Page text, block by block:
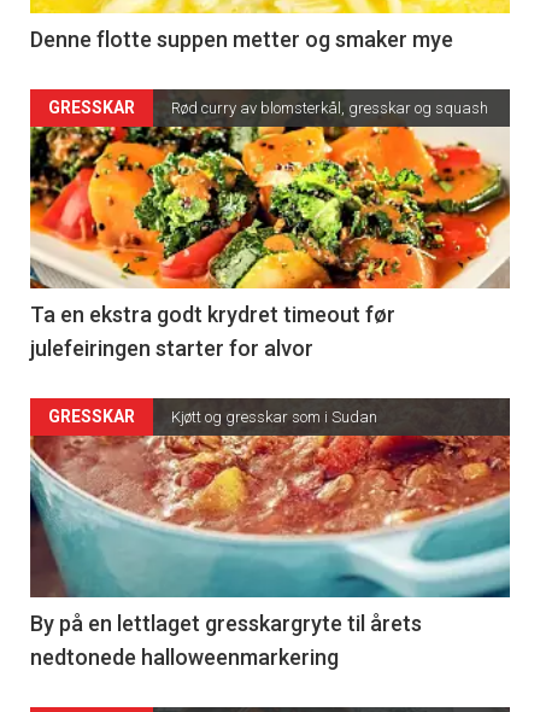
Denne flotte suppen metter og smaker mye
GRESSKAR Rød curry av blomsterkål, gresskar og squash
Ta en ekstra godt krydret timeout før
julefeiringen starter for alvor
GRESSKAR Kjøtt og gresskar som i Sudan
By på en lettlaget gresskargryte til årets
nedtonede halloweenmarkering